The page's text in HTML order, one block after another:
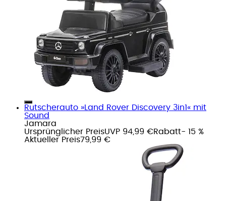
Rutscherauto »Land Rover Discovery 3in1« mit
Sound
Jamara
Ursprünglicher PreisUVP 94,99 €Rabatt- 15 %
Aktueller Preis79,99 €